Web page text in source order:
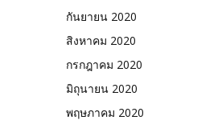
กันยายน 2020
สิงหาคม 2020
กรกฎาคม 2020
มิถุนายน 2020
พฤษภาคม 2020